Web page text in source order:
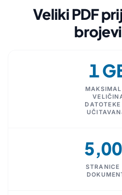
Veliki PDF
1
DATOTEKE
STRANICE